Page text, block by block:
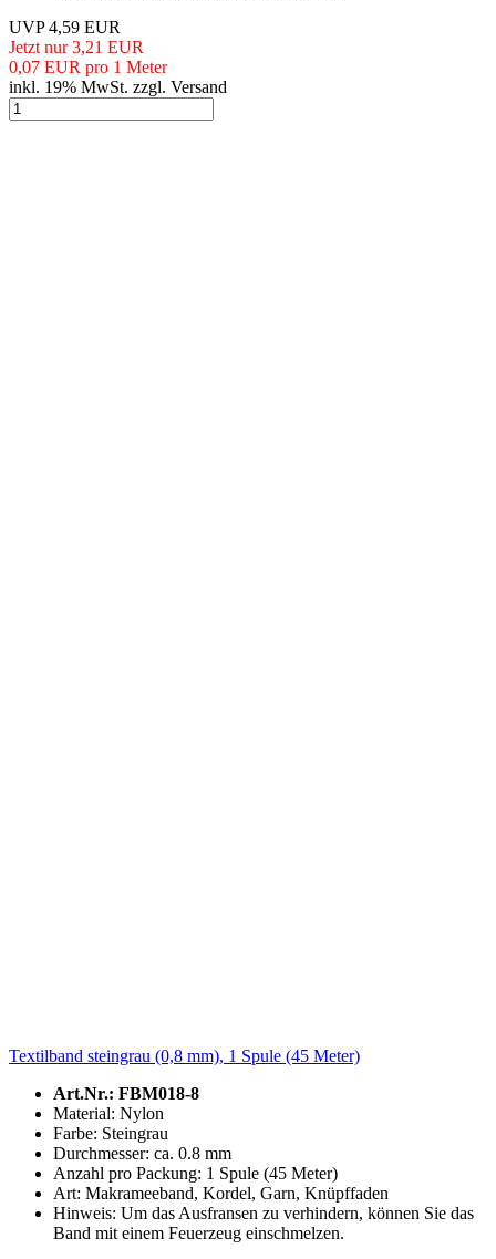
UVP 4,59 EUR
Jetzt nur 3,21 EUR
0,07 EUR pro 1 Meter
inkl. 19% MwSt. zzgl. Versand
Textilband steingrau (0,8 mm), 1 Spule (45 Meter)
Art.Nr.: FBM018-8
Material: Nylon
Farbe: Steingrau
Durchmesser: ca. 0.8 mm
Anzahl pro Packung: 1 Spule (45 Meter)
Art: Makrameeband, Kordel, Garn, Knüpffaden
Hinweis: Um das Ausfransen zu verhindern, können Sie das
Band mit einem Feuerzeug einschmelzen.